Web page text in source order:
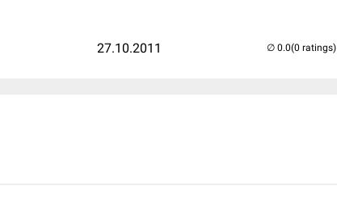
27.10.2011 (0 ratings)